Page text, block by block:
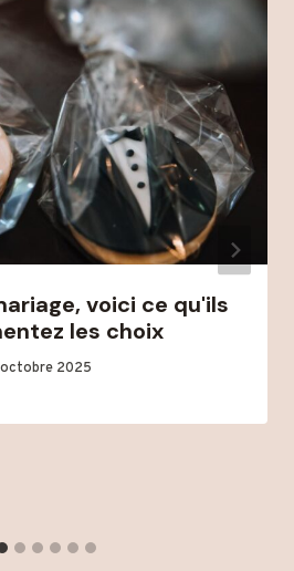
voici ce qu'ils
les choix
octobre 2025